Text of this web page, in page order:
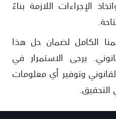
الإجراءات اللازمة بناءً
الكامل لضمان حل هذا
يرجى الاستمرار في
وتوفير أي معلومات